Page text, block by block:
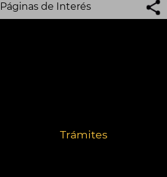
Páginas de Interés
Trámites